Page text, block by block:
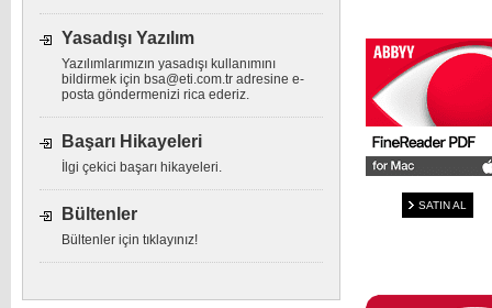
SATIN AL
Yasadışı Yazılım
Yazılımlarımızın yasadışı kullanımını
bildirmek için bsa@eti.com.tr adresine e-
posta göndermenizi rica ederiz.
Başarı Hikayeleri
İlgi çekici başarı hikayeleri.
Bültenler
Bültenler için tıklayınız!